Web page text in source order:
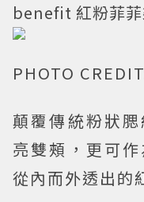
benefit 紅粉菲
PHOTO
顛覆傳統粉狀
亮雙頰，更可
從內而外透出的